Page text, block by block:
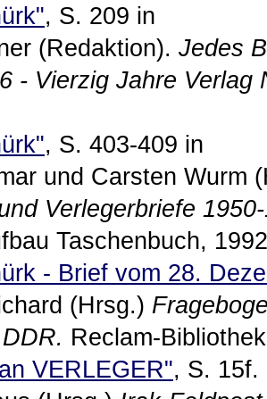
, S. 209 in
(Redaktion). Jedes
- Vierzig Jahre Verlag
, S. 403-409 in
und Carsten Wurm
Verlegerbriefe
Taschenbuch,
- Brief vom 28.
(Hrsg.)
Reclam-
VERLEGER", S. 15f.